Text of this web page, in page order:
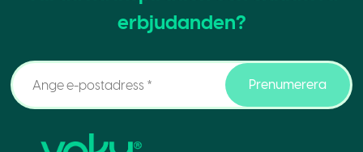
erbjudanden?
Prenumerera